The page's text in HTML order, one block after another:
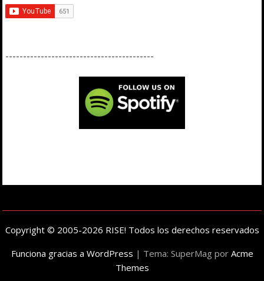
------------------------------------------
Copyright © 2005-2026 RISE! Todos los derechos reservados
Funciona gracias a WordPress | Tema: SuperMag por Acme
Themes